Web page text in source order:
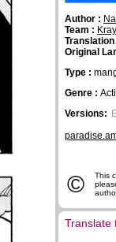
Author :
Team :
Translation
Original
Type :
Genre :
Versions:
©
This
Translate